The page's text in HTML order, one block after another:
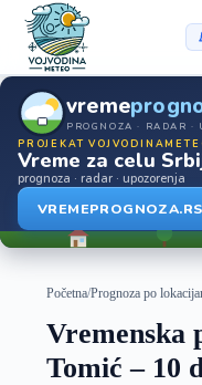
vreme
PROGNOZA · RADAR ·
PROJEKAT
Vreme za celu
prognoza · radar · upozorenja
Početna/Prognoza po
Vremenska
Tomić – 10